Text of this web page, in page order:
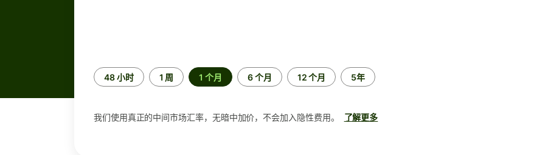
时
间
48 小时 1 周 1 个月 6 个月 12 个月 5年
我们使用真正的中间市场汇率，无暗中加价，不会加入隐性费用。 了解更多